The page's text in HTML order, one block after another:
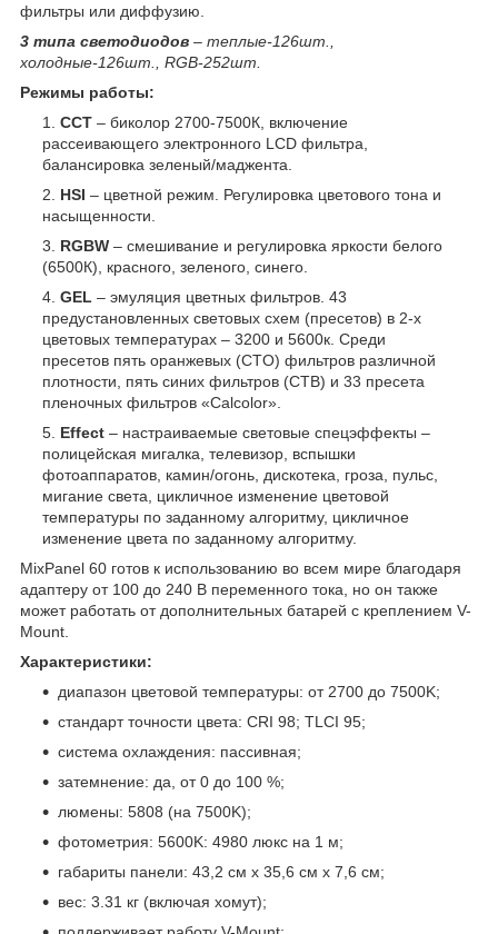
фильтры или диффузию.
3 типа светодиодов – теплые-126шт.,
холодные-126шт., RGB-252шт.
Режимы работы:
CCT – биколор 2700-7500К, включение
рассеивающего электронного LCD фильтра,
балансировка зеленый/маджента.
HSI – цветной режим. Регулировка цветового тона и
насыщенности.
RGBW – смешивание и регулировка яркости белого
(6500К), красного, зеленого, синего.
GEL – эмуляция цветных фильтров. 43
предустановленных световых схем (пресетов) в 2-х
цветовых температурах – 3200 и 5600к. Среди
пресетов пять оранжевых (CTO) фильтров различной
плотности, пять синих фильтров (CTB) и 33 пресета
пленочных фильтров «Calcolor».
Effect – настраиваемые световые спецэффекты –
полицейская мигалка, телевизор, вспышки
фотоаппаратов, камин/огонь, дискотека, гроза, пульс,
мигание света, цикличное изменение цветовой
температуры по заданному алгоритму, цикличное
изменение цвета по заданному алгоритму.
MixPanel 60 готов к использованию во всем мире благодаря
адаптеру от 100 до 240 В переменного тока, но он также
может работать от дополнительных батарей с креплением V-
Mount.
Характеристики:
диапазон цветовой температуры: от 2700 до 7500K;
стандарт точности цвета: CRI 98; TLCI 95;
система охлаждения: пассивная;
затемнение: да, от 0 до 100 %;
люмены: 5808 (на 7500K);
фотометрия: 5600K: 4980 люкс на 1 м;
габариты панели: 43,2 см x 35,6 см x 7,6 см;
вес: 3.31 кг (включая хомут);